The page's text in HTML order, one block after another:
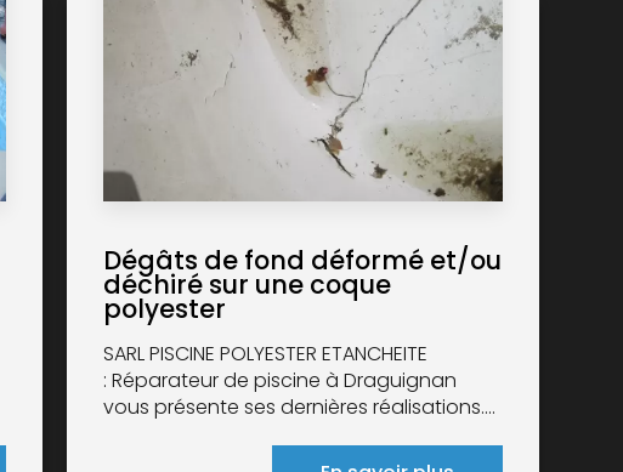
Dégâts de fond déformé et/ou
déchiré sur une coque
polyester
SARL PISCINE POLYESTER ETANCHEITE
: Réparateur de piscine à Draguignan
vous présente ses dernières réalisations....